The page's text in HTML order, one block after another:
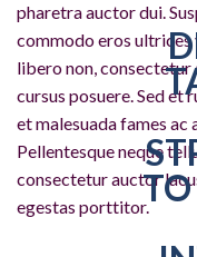
pharetra auctor dui.
commodo eros ultrices
libero non, consectetur
cursus posuere. Sed et
et malesuada fames ac
Pellentesque neque
consectetur auctor
egestas porttitor.